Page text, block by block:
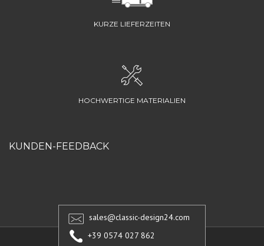
KURZE LIEFERZEITEN
HOCHWERTIGE MATERIALIEN
KUNDEN-FEEDBACK
sales@classic-design24.com
+39 0574 027 862